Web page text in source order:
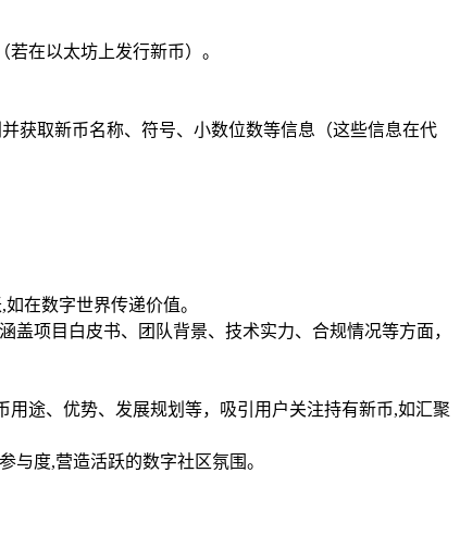
在以太坊上发行新币）。
获取新币名称、符号、小数位数等信息（这些信息在代
在数字世界传递价值。
项目白皮书、团队背景、技术实力、合规情况等方面，
用途、优势、发展规划等，吸引用户关注持有新币,如汇聚
度,营造活跃的数字社区氛围。